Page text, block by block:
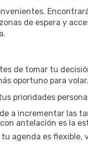
de espera y
de tomar tu
oportuno para volar.
prioridades
a incrementar las
antelación es la
agenda es flexible,